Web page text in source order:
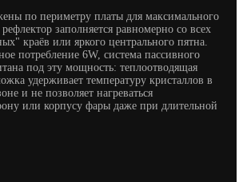
по периметру платы для максимального
заполняется равномерно со всех
краёв или яркого центрального пятна.
потребление 6W, система пассивного
под эту мощность: теплоотводящая
удерживает температуру кристаллов в
и не позволяет нагреваться
или корпусу фары даже при длительной